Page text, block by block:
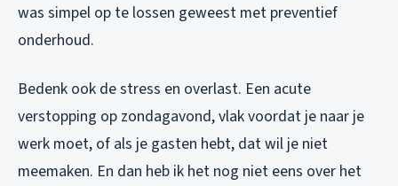
was simpel op te lossen geweest met preventief
onderhoud.
Bedenk ook de stress en overlast. Een acute
verstopping op zondagavond, vlak voordat je naar je
werk moet, of als je gasten hebt, dat wil je niet
meemaken. En dan heb ik het nog niet eens over het